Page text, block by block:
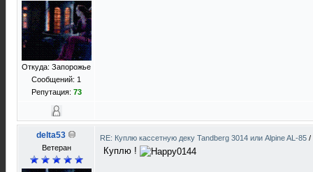
Откуда: Запорожье
Сообщений: 1
Репутация: 73
delta53
Ветеран
RE: Куплю кассетную деку Tandberg 3014 или Alpine AL-85 /
Куплю !